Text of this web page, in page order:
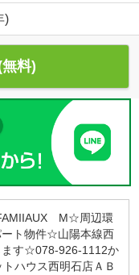
)
料)
M☆周辺環
ート物件☆山陽本線西
ます☆078-926-1112か
ハウス西明石店ＡＢ